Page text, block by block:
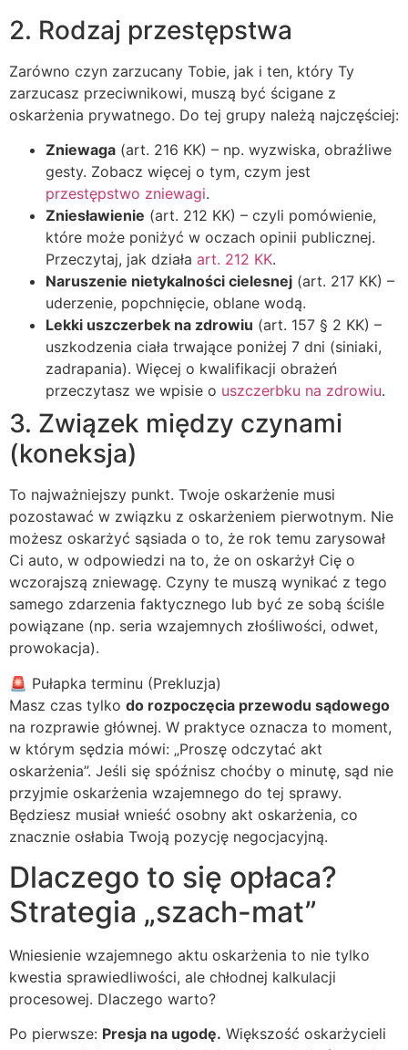
2. Rodzaj przestępstwa
Zarówno czyn zarzucany Tobie, jak i ten, który Ty
zarzucasz przeciwnikowi, muszą być ścigane z
oskarżenia prywatnego. Do tej grupy należą najczęściej:
Zniewaga (art. 216 KK) – np. wyzwiska, obraźliwe
gesty. Zobacz więcej o tym, czym jest
przestępstwo zniewagi.
Zniesławienie (art. 212 KK) – czyli pomówienie,
które może poniżyć w oczach opinii publicznej.
Przeczytaj, jak działa art. 212 KK.
Naruszenie nietykalności cielesnej (art. 217 KK) –
uderzenie, popchnięcie, oblane wodą.
Lekki uszczerbek na zdrowiu (art. 157 § 2 KK) –
uszkodzenia ciała trwające poniżej 7 dni (siniaki,
zadrapania). Więcej o kwalifikacji obrażeń
przeczytasz we wpisie o uszczerbku na zdrowiu.
3. Związek między czynami
(koneksja)
To najważniejszy punkt. Twoje oskarżenie musi
pozostawać w związku z oskarżeniem pierwotnym. Nie
możesz oskarżyć sąsiada o to, że rok temu zarysował
Ci auto, w odpowiedzi na to, że on oskarżył Cię o
wczorajszą zniewagę. Czyny te muszą wynikać z tego
samego zdarzenia faktycznego lub być ze sobą ściśle
powiązane (np. seria wzajemnych złośliwości, odwet,
prowokacja).
🚨 Pułapka terminu (Prekluzja)
Masz czas tylko do rozpoczęcia przewodu sądowego
na rozprawie głównej. W praktyce oznacza to moment,
w którym sędzia mówi: „Proszę odczytać akt
oskarżenia”. Jeśli się spóźnisz choćby o minutę, sąd nie
przyjmie oskarżenia wzajemnego do tej sprawy.
Będziesz musiał wnieść osobny akt oskarżenia, co
znacznie osłabia Twoją pozycję negocjacyjną.
Dlaczego to się opłaca?
Strategia „szach-mat”
Wniesienie wzajemnego aktu oskarżenia to nie tylko
kwestia sprawiedliwości, ale chłodnej kalkulacji
procesowej. Dlaczego warto?
Po pierwsze: Presja na ugodę. Większość oskarżycieli